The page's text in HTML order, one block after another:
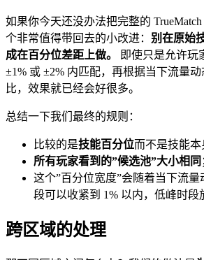
如果你今天还没办法把完整的
个非常值得带回去的小改进： 别在原始
成在百分位差距上做。
即使只是允许玩
±1% 或 ±2% 内匹配，再根据当下流量
比，效果就已经会好很多。
总结一下我们最终的规则：
比较的是技能百分位而不是技能本
所有玩家看到的”候选池”大小相同
这个”百分位宽度”会随着当下流
段可以收紧到 1% 以内，低峰时段
跨区域的处理